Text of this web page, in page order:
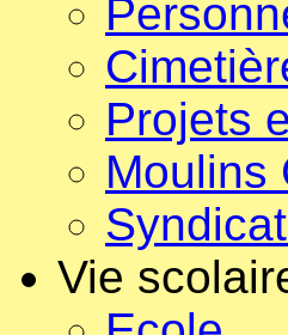
Projets
Moulins
Vie